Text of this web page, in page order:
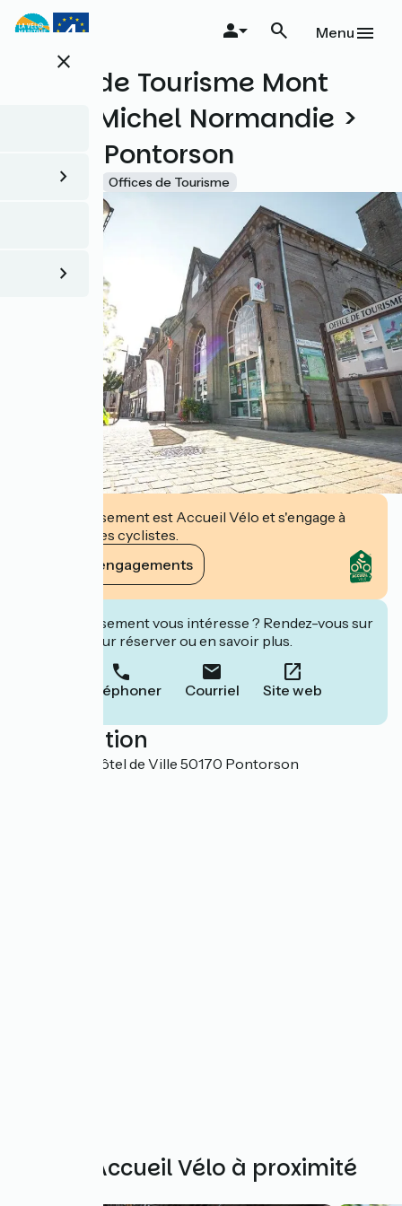
Aller
au
principalclose
Menu
Office de Tourisme Mont
Saint-Michel Normandie >
BIT de Pontorson
Accueil Vélo Offices de Tourisme
Cet établissement est Accueil Vélo et s'engage à
accueillir des cyclistes.
Voir ses engagements
Cet établissement vous intéresse ? Rendez-vous sur
leur site pour réserver ou en savoir plus.
Téléphoner Courriel Site web
Localisation
2 place de l'Hôtel de Ville 50170 Pontorson
Autres Accueil Vélo à proximité